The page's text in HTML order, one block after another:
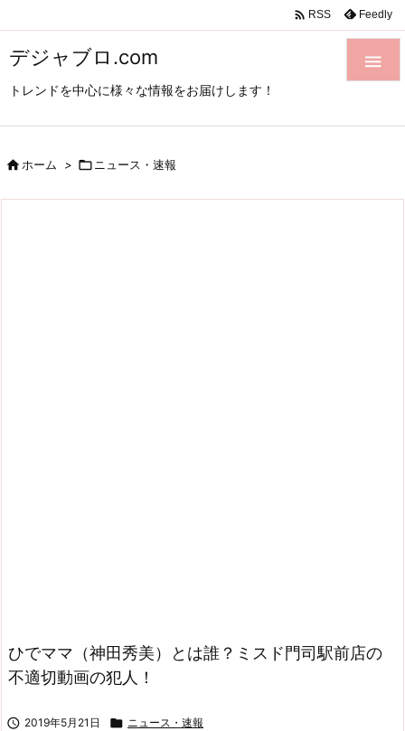
デジャブロ.com
トレンドを中心に様々な情報をお届けします！

 RSS Feedly
ホーム >  ニュース・速報
ひでママ（神田秀美）とは誰？ミスド門司駅前店の
不適切動画の犯人！
 2019年5月21日  ニュース・速報